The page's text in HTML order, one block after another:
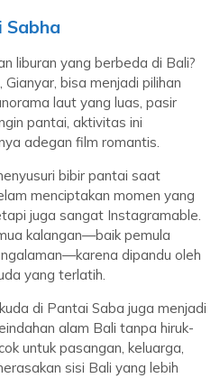
Sabha
liburan yang berbeda di Bali?
, Gianyar, bisa menjadi pilihan
laut yang luas, pasir
pantai, aktivitas ini
adegan film romantis.
bibir pantai saat
menciptakan momen yang
juga sangat Instagramable.
kalangan—baik pemula
dipandu oleh
yang terlatih.
di Pantai Saba juga menjadi
alam Bali tanpa hiruk-
untuk pasangan, keluarga,
sisi Bali yang lebih